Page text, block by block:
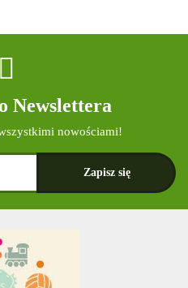
Newslettera
nowościami!